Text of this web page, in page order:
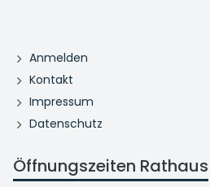
Anmelden
Kontakt
Impressum
Datenschutz
Öffnungszeiten Rathaus